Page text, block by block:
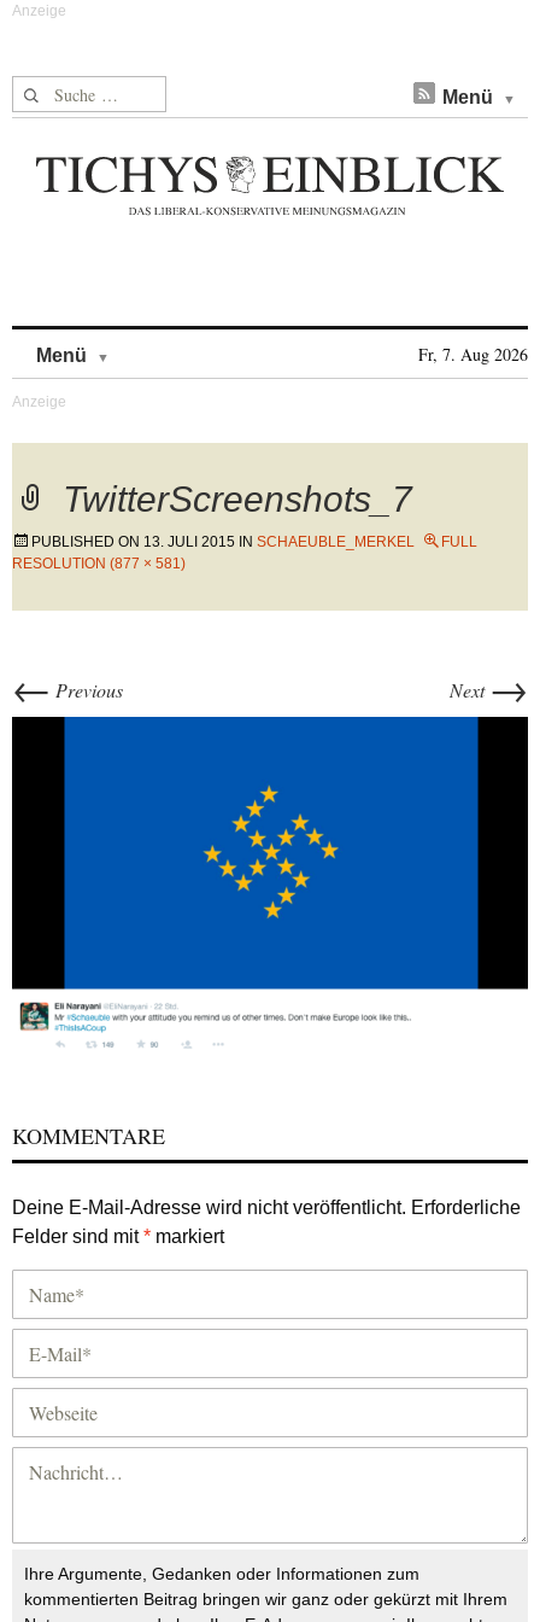
Suche nach: Menü
Menü Fr, 7. Aug 2026
TwitterScreenshots_7
PUBLISHED ON 13. JULI 2015 IN SCHAEUBLE_MERKEL
FULL
RESOLUTION (877 × 581)
← Previous Next →
KOMMENTARE
Deine E-Mail-Adresse wird nicht veröffentlicht. Erforderliche
Felder sind mit* markiert
Ihre Argumente, Gedanken oder Informationen zum
kommentierten Beitrag bringen wir ganz oder gekürzt mit Ihrem